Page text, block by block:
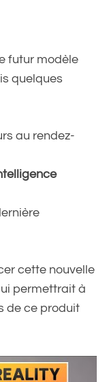
futur modèle
quelques
au rendez-
cette nouvelle
permettrait à
de ce produit